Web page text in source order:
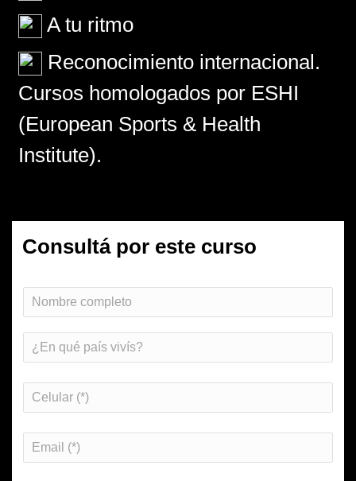
A tu ritmo
Reconocimiento internacional.
Cursos homologados por ESHI
(European Sports & Health
Institute).
Consultá por este curso
Nombre Completo
País
Celular *(necesario)
Email (necesario)